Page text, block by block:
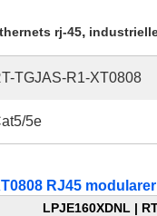
rj-45,
TGJAS-R1-XT0808
5e
RJ45
LPJE160XDNL |